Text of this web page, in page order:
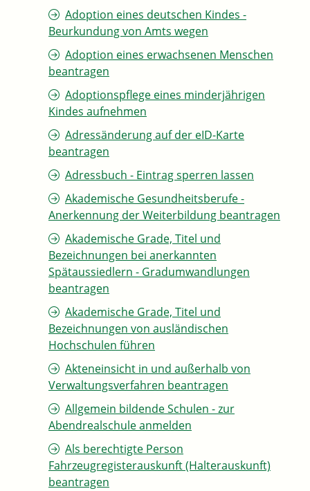
Adoption eines deutschen Kindes -
Beurkundung von Amts wegen
Adoption eines erwachsenen Menschen
beantragen
Adoptionspflege eines minderjährigen
Kindes aufnehmen
Adressänderung auf der eID-Karte
beantragen
Adressbuch - Eintrag sperren lassen
Akademische Gesundheitsberufe -
Anerkennung der Weiterbildung beantragen
Akademische Grade, Titel und
Bezeichnungen bei anerkannten
Spätaussiedlern - Gradumwandlungen
beantragen
Akademische Grade, Titel und
Bezeichnungen von ausländischen
Hochschulen führen
Akteneinsicht in und außerhalb von
Verwaltungsverfahren beantragen
Allgemein bildende Schulen - zur
Abendrealschule anmelden
Als berechtigte Person
Fahrzeugregisterauskunft (Halterauskunft)
beantragen